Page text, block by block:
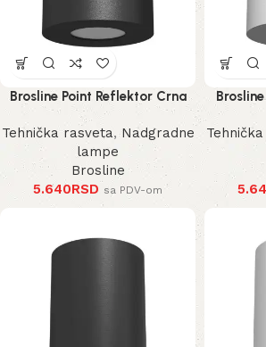
Brosline Point Reflektor Crna
100 mm
Tehnička rasveta,Nadgradne
lampe
Brosline
5.640RSD sa PDV-om